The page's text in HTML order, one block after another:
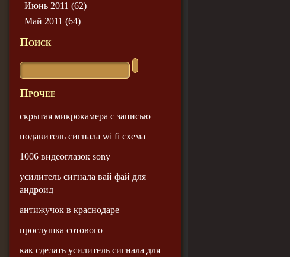
Июнь 2011 (62)
Май 2011 (64)
Поиск
Прочее
скрытая микрокамера с записью
подавитель сигнала wi fi схема
1006 видеоглазок sony
усилитель сигнала вай фай для
андроид
антижучок в краснодаре
прослушка сотового
как сделать усилитель сигнала для